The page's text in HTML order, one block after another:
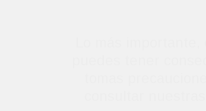
Lo más
puedes tener
tomas